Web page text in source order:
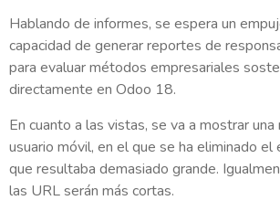
Hablando de informes, se espera un
capacidad de generar reportes de
para evaluar métodos empresariales
directamente en Odoo 18.
En cuanto a las vistas, se va a mostrar
usuario móvil, en el que se ha eliminado el
que resultaba demasiado grande.
las URL serán más cortas.